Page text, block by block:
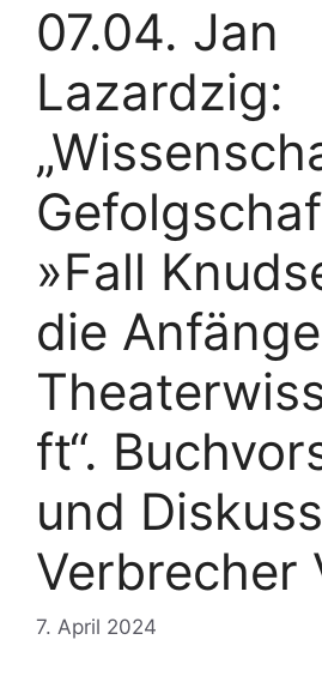
07.04. Jan
Lazardzig:
»Fall
die
ft“.
und
Verbrecher
7. April 2024